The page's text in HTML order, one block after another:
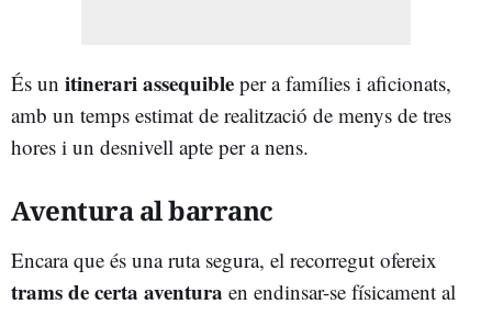
És un itinerari assequible per a famílies i aficionats,
amb un temps estimat de realització de menys de tres
hores i un desnivell apte per a nens.
Aventura al barranc
Encara que és una ruta segura, el recorregut ofereix
trams de certa aventura en endinsar-se físicament al